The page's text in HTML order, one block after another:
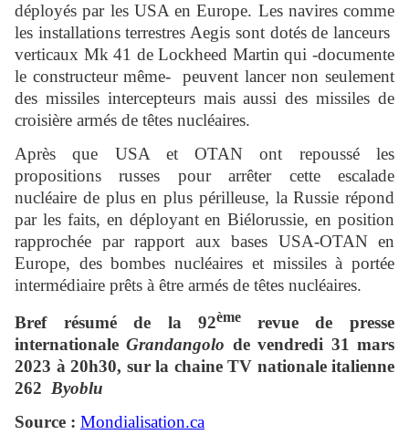
déployés par les USA en Europe. Les navires comme
les installations terrestres Aegis sont dotés de lanceurs
verticaux Mk 41 de Lockheed Martin qui -documente
le constructeur même- peuvent lancer non seulement
des missiles intercepteurs mais aussi des missiles de
croisière armés de têtes nucléaires.
Après que USA et OTAN ont repoussé les
propositions russes pour arrêter cette escalade
nucléaire de plus en plus périlleuse, la Russie répond
par les faits, en déployant en Biélorussie, en position
rapprochée par rapport aux bases USA-OTAN en
Europe, des bombes nucléaires et missiles à portée
intermédiaire prêts à être armés de têtes nucléaires.
Bref résumé de la 92ème revue de presse
internationaleGrandangolo de vendredi 31 mars
2023 à 20h30, sur la chaine TV nationale italienne
262 Byoblu
Source : Mondialisation.ca